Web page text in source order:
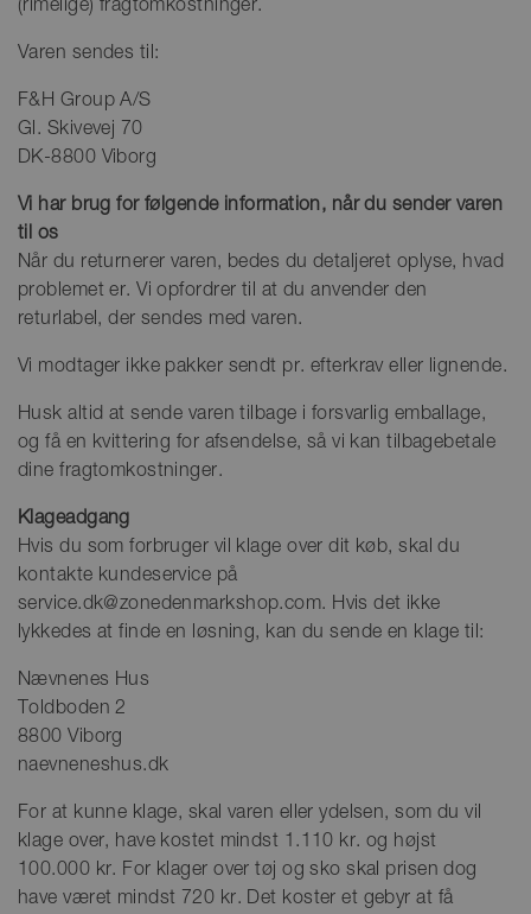
(rimelige) fragtomkostninger.
Varen sendes til:
F&H Group A/S
Gl. Skivevej 70
DK-8800 Viborg
Vi har brug for følgende information, når du sender varen
til os
Når du returnerer varen, bedes du detaljeret oplyse, hvad
problemet er. Vi opfordrer til at du anvender den
returlabel, der sendes med varen.
Vi modtager ikke pakker sendt pr. efterkrav eller lignende.
Husk altid at sende varen tilbage i forsvarlig emballage,
og få en kvittering for afsendelse, så vi kan tilbagebetale
dine fragtomkostninger.
Klageadgang
Hvis du som forbruger vil klage over dit køb, skal du
kontakte kundeservice på
service.dk@zonedenmarkshop.com. Hvis det ikke
lykkedes at finde en løsning, kan du sende en klage til:
Nævnenes Hus
Toldboden 2
8800 Viborg
naevneneshus.dk
For at kunne klage, skal varen eller ydelsen, som du vil
klage over, have kostet mindst 1.110 kr. og højst
100.000 kr. For klager over tøj og sko skal prisen dog
have været mindst 720 kr. Det koster et gebyr at få